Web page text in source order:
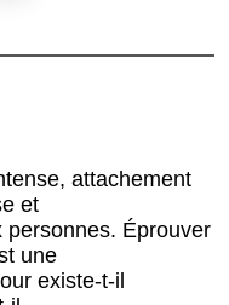
attachement
et
personnes. Éprouver
une
existe-t-il